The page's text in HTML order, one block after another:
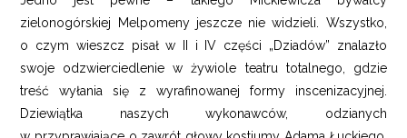
zielonogórskiej Melpomeny jeszcze nie widzieli. Wszystko,
o czym wieszcz pisał w II i IV części „Dziadów” znalazło
swoje odzwierciedlenie w żywiole teatru totalnego, gdzie
treść wyłania się z wyrafinowanej formy inscenizacyjnej.
Dziewiątka naszych wykonawców, odzianych